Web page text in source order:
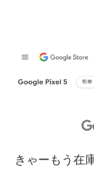
きゃーもう在